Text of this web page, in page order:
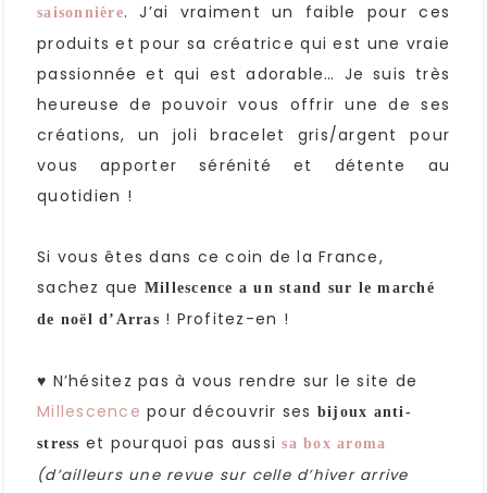
saisonnière. J’ai vraiment un faible pour ces
produits et pour sa créatrice qui est une vraie
passionnée et qui est adorable… Je suis très
heureuse de pouvoir vous offrir une de ses
créations, un joli bracelet gris/argent pour
vous apporter sérénité et détente au
quotidien !
Si vous êtes dans ce coin de la France,
sachez que Millescence a un stand sur le marché
de noël d’Arras ! Profitez-en !
♥ N’hésitez pas à vous rendre sur le site de
Millescence pour découvrir ses bijoux anti-
stress et pourquoi pas aussisa box aroma
(d’ailleurs une revue sur celle d’hiver arrive